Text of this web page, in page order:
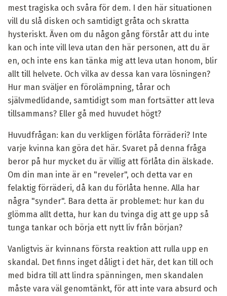
mest tragiska och svåra för dem. I den här situationen
vill du slå disken och samtidigt gråta och skratta
hysteriskt. Även om du någon gång förstår att du inte
kan och inte vill leva utan den här personen, att du är
en, och inte ens kan tänka mig att leva utan honom, blir
allt till helvete. Och vilka av dessa kan vara lösningen?
Hur man sväljer en förolämpning, tårar och
självmedlidande, samtidigt som man fortsätter att leva
tillsammans? Eller gå med huvudet högt?
Huvudfrågan: kan du verkligen förlåta förräderi? Inte
varje kvinna kan göra det här. Svaret på denna fråga
beror på hur mycket du är villig att förlåta din älskade.
Om din man inte är en "reveler", och detta var en
felaktig förräderi, då kan du förlåta henne. Alla har
några "synder". Bara detta är problemet: hur kan du
glömma allt detta, hur kan du tvinga dig att ge upp så
tunga tankar och börja ett nytt liv från början?
Vanligtvis är kvinnans första reaktion att rulla upp en
skandal. Det finns inget dåligt i det här, det kan till och
med bidra till att lindra spänningen, men skandalen
måste vara väl genomtänkt, för att inte vara absurd och